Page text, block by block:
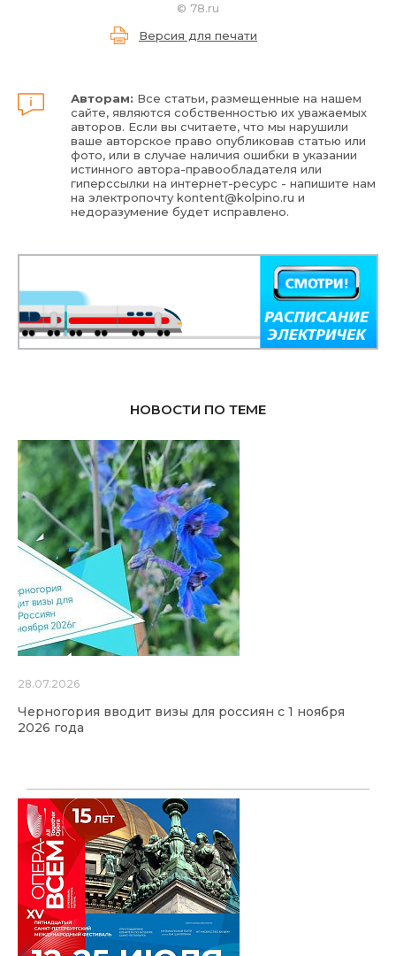
© 78.ru
Версия для печати
Авторам: Все статьи, размещенные на нашем
сайте, являются собственностью их уважаемых
авторов. Если вы считаете, что мы нарушили
ваше авторское право опубликовав статью или
фото, или в случае наличия ошибки в указании
истинного автора-правообладателя или
гиперссылки на интернет-ресурс - напишите нам
на электропочтуkontent@kolpino.ru и
недоразумение будет исправлено.
НОВОСТИ ПО ТЕМЕ
28.07.2026
Черногория вводит визы для россиян с 1 ноября
2026 года